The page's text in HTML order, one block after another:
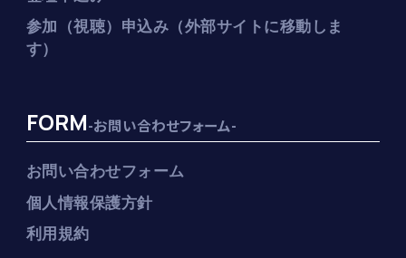
参加（視聴）申込み（外部サイトに移動しま
す）
FORM-お問い合わせフォーム-
お問い合わせフォーム
個人情報保護方針
利用規約